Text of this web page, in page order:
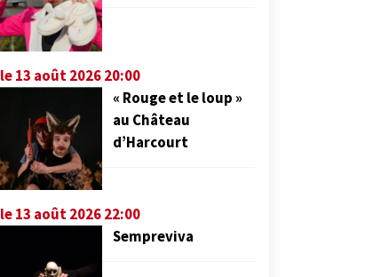
le 13 août 2026 20:00
« Rouge et le loup »
au Château
d’Harcourt
le 13 août 2026 22:00
Sempreviva